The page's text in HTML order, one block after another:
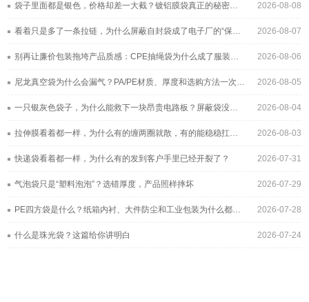
2026-08-08
袋子里面都是银色，价格却差一大截？镀铝膜袋真正的秘密藏在这层“金属皮肤”里
2026-08-07
看着只是多了一条拉链，为什么屏蔽自封袋成了电子厂的“保险柜”？
2026-08-06
别再让廉价包装拖垮产品质感：CPE抽绳袋为什么成了服装与3C品牌的新宠？
2026-08-05
尼龙真空袋为什么会漏气？PA/PE材质、厚度和选购方法一次讲清
2026-08-04
一只银灰色袋子，为什么能救下一块昂贵电路板？屏蔽袋没你想得那么简单
2026-08-03
拉伸膜看着都一样，为什么有的缠两圈就散，有的能稳稳扛过长途运输？
2026-07-31
快递袋看着都一样，为什么有的发到客户手里已经开裂了？
2026-07-29
气泡袋只是“塑料泡泡”？选错厚度，产品照样摔坏
2026-07-28
PE四方袋是什么？纸箱内衬、大件防尘和工业包装为什么都在用它
2026-07-24
什么是珠光袋？这篇给你讲明白